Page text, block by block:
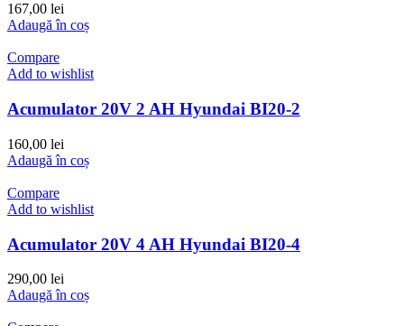
167,00 lei
Adaugă în coș
Compare
Add to wishlist
Acumulator 20V 2 AH Hyundai BI20-2
160,00 lei
Adaugă în coș
Compare
Add to wishlist
Acumulator 20V 4 AH Hyundai BI20-4
290,00 lei
Adaugă în coș